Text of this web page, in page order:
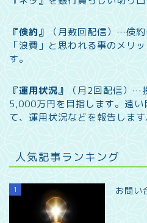
『倹約』 （月数回配信）…倹
「浪費」と思われる事のメリ
す。
『運用状況』 （月2回配信）…
5,000万円を目指します。遠
て、運用状況などを報告します
人気記事ランキング
1 お問い